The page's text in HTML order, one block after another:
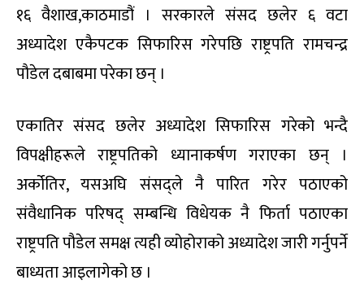
१६ वैशाख,काठमाडौं । सरकारले संसद छलेर ६ वटा
अध्यादेश एकैपटक सिफारिस गरेपछि राष्ट्रपति रामचन्द्र
पौडेल दबाबमा परेका छन् ।
एकातिर संसद छलेर अध्यादेश सिफारिस गरेको भन्दै
विपक्षीहरूले राष्ट्रपतिको ध्यानाकर्षण गराएका छन् ।
अर्कोतिर, यसअघि संसद्ले नै पारित गरेर पठाएको
संवैधानिक परिषद् सम्बन्धि विधेयक नै फिर्ता पठाएका
राष्ट्रपति पौडेल समक्ष त्यही व्योहोराको अध्यादेश जारी गर्नुपर्ने
बाध्यता आइलागेको छ ।